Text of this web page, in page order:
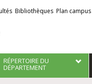
Bibliothèques Plan campus
RÉPERTOIRE DU
DÉPARTEMENT